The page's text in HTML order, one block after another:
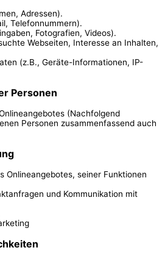
Adressen).
Telefonnummern).
Fotografien, Videos).
Webseiten, Interesse an Inhalten,
(z.B., Geräte-Informationen, IP-
Personen
(Nachfolgend
Personen zusammenfassend auch
Onlineangebotes, seiner Funktionen
und Kommunikation mit